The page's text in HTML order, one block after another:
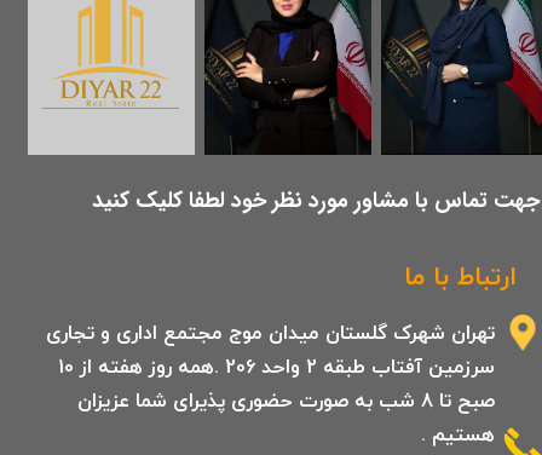
ارتباط با ما
تهران شهرک گلستان میدان موج مجتمع اداری و تجاری
سرزمین آفتاب طبقه 2 واحد 206 .همه روز هفته از 10
صبح تا 8 شب به صورت حضوری پذیرای شما عزیزان
هستیم .
​جهت تماس با مشاور مورد نظر خود لطفا کلیک کنید